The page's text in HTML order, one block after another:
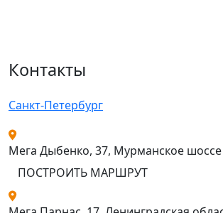
Контакты
Санкт-Петербург
Мега Дыбенко, 37, Мурманское шоссе
ПОСТРОИТЬ МАРШРУТ